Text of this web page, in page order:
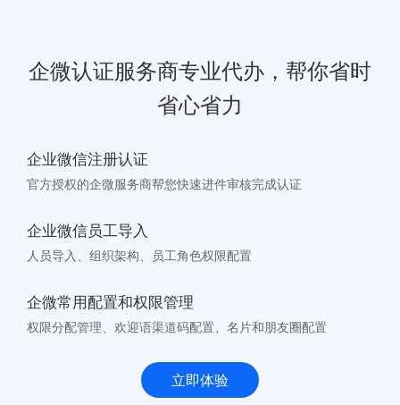
企微认证服务商专业代办，帮你省时
省心省力
企业微信注册认证
官方授权的企微服务商帮您快速进件审核完成认证
企业微信员工导入
人员导入、组织架构、员工角色权限配置
企微常用配置和权限管理
权限分配管理、欢迎语渠道码配置、名片和朋友圈配置
立即体验